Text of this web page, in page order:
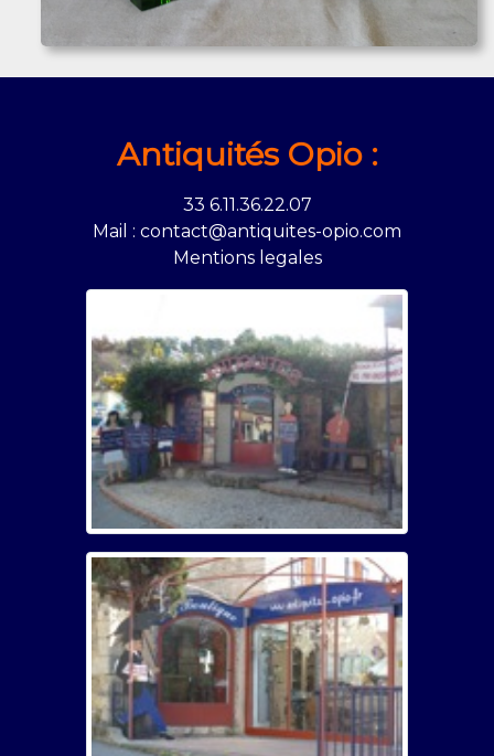
Antiquités Opio :
33 6.11.36.22.07
Mail : contact@antiquites-opio.com
Mentions legales